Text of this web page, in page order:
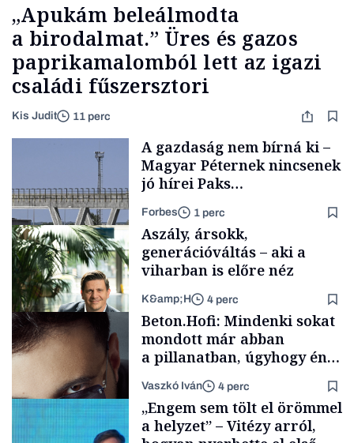
„Apukám beleálmodta
a birodalmat.” Üres és gazos
paprikamalomból lett az igazi
családi fűszersztori
Kis Judit 11 perc
Energia
A gazdaság nem bírná ki –
Magyar Péternek nincsenek
jó hírei Paks
újraindításáról
Forbes 1 perc
TÁMOGATÓI
TARTALOM
Aszály, ársokk,
generációváltás – aki a
viharban is előre néz
K&amp;H 4 perc
Beton.Hofi: Mindenki sokat
mondott már abban
a pillanatban, úgyhogy én
a legsarkosabb
gondolataimat akartam
kimondani
Vaszkó Iván 4 perc
„Engem sem tölt el örömmel
a helyzet” – Vitézy arról,